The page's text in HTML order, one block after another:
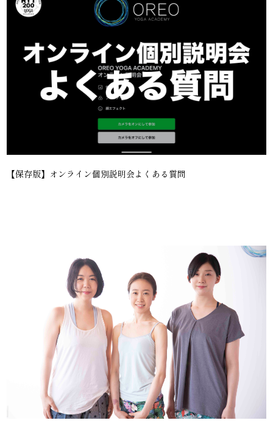
【保存版】オンライン個別説明会よくある質問